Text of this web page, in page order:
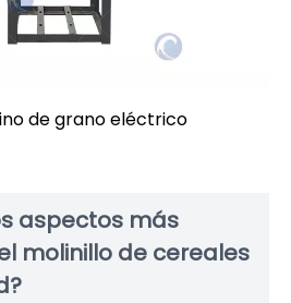
de grano eléctrico
aspectos más
molinillo de cereales